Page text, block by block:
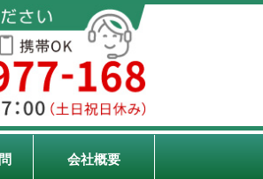
会社概要